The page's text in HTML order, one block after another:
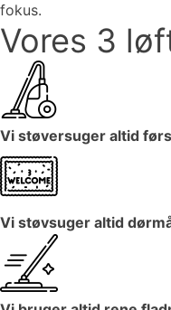
fokus.
Vores 3
Vi støversuger altid
Vi støvsuger altid